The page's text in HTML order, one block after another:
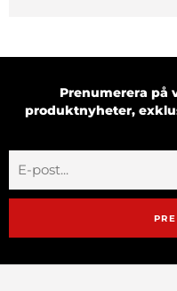
Prenumerera på
produktnyheter,